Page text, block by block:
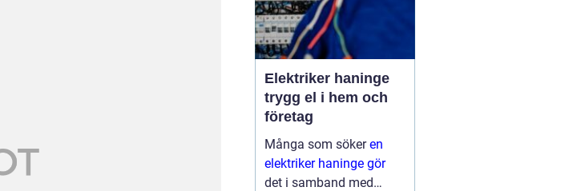
Elektriker haninge
trygg el i hem och
företag
Många som sökeren
elektriker haninge gör
det i samband med